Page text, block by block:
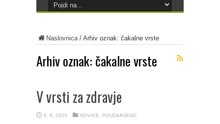
Naslovnica/ Arhiv oznak: čakalne vrste
Arhiv oznak: čakalne vrste
V vrsti za zdravje
6. 6. 2025 NOVICE POUDARJENO